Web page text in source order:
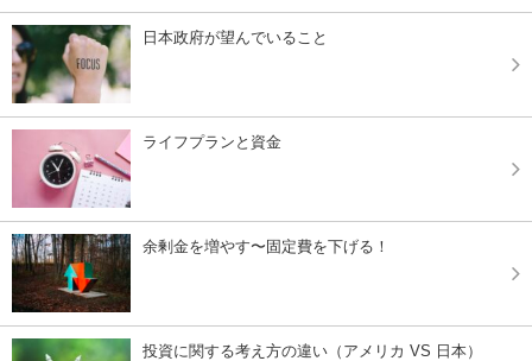
日本政府が望んでいること
ライフプランと資金
余剰金を増やす〜固定費を下げる！
投資に関する考え方の違い（アメリカ VS 日本）